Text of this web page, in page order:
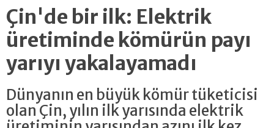
Çin'de bir ilk: Elektrik
üretiminde kömürün payı
yarıyı yakalayamadı
Dünyanın en büyük kömür tüketicisi
olan Çin, yılın ilk yarısında elektrik